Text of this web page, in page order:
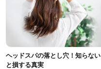
ヘッドスパの落とし穴！知らない
と損する真実